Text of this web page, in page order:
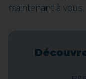
maintenant à vous.